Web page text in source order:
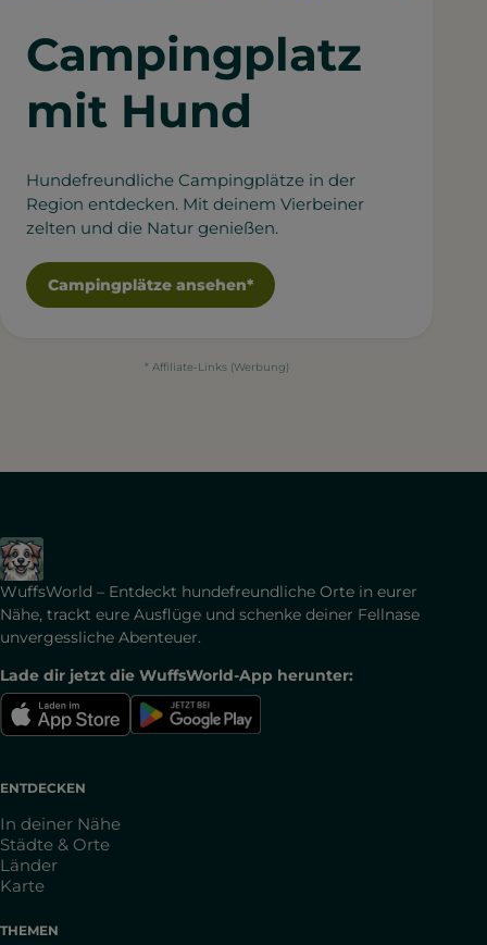
Campingplatz
mit Hund
Hundefreundliche Campingplätze in der
Region entdecken. Mit deinem Vierbeiner
zelten und die Natur genießen.
Campingplätze ansehen*
* Affiliate-Links (Werbung)
WuffsWorld – Entdeckt hundefreundliche Orte in eurer
Nähe, trackt eure Ausflüge und schenke deiner Fellnase
unvergessliche Abenteuer.
Lade dir jetzt die WuffsWorld-App herunter:
ENTDECKEN
In deiner Nähe
Städte & Orte
Länder
Karte
THEMEN